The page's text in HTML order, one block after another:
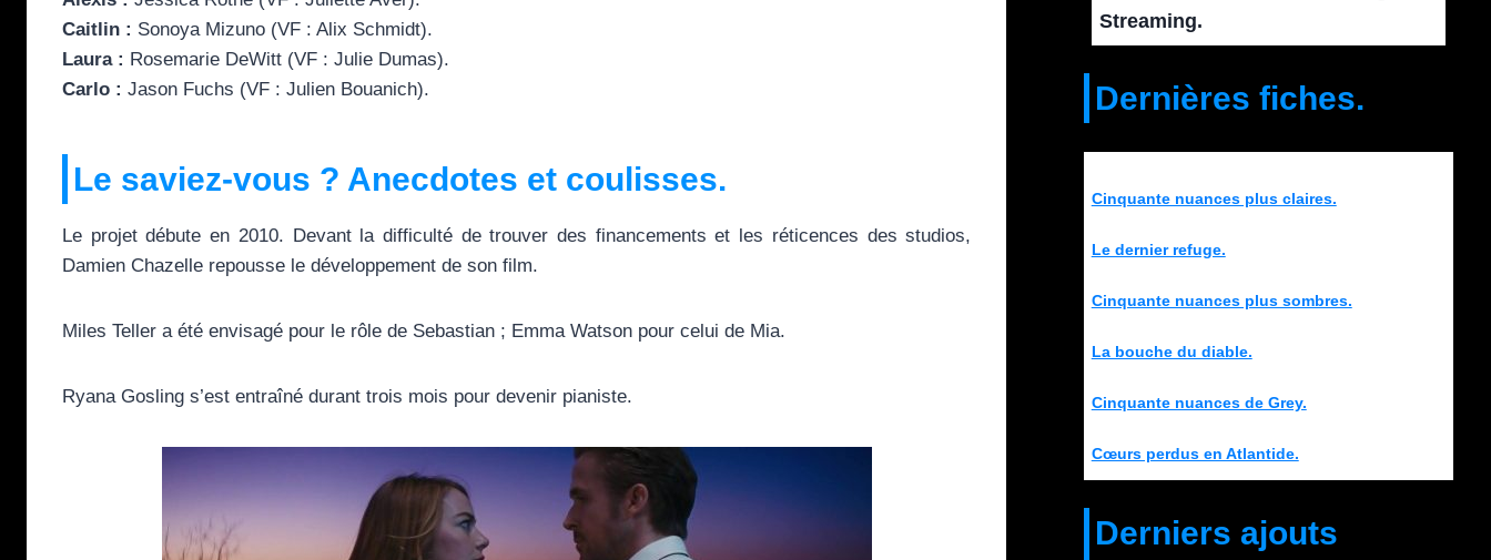
Caitlin : Sonoya Mizuno (VF : Alix Schmidt).
Laura : Rosemarie DeWitt (VF : Julie Dumas).
Carlo : Jason Fuchs (VF : Julien Bouanich).
Le saviez-vous ? Anecdotes et coulisses.
Le projet débute en 2010. Devant la difficulté de trouver des financements et les réticences des studios,
Damien Chazelle repousse le développement de son film.
Miles Teller a été envisagé pour le rôle de Sebastian ; Emma Watson pour celui de Mia.
Ryana Gosling s’est entraîné durant trois mois pour devenir pianiste.
Streaming.
Dernières fiches.
Cinquante nuances plus claires.
Le dernier refuge.
Cinquante nuances plus sombres.
La bouche du diable.
Cinquante nuances de Grey.
Cœurs perdus en Atlantide.
Derniers ajouts